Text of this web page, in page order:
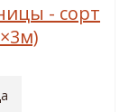
- сорт